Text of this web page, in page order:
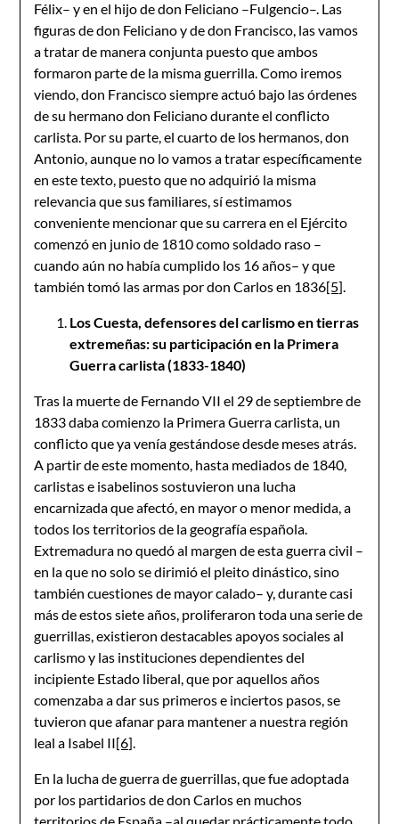
Félix– y en el hijo de don Feliciano –Fulgencio–. Las
figuras de don Feliciano y de don Francisco, las vamos
a tratar de manera conjunta puesto que ambos
formaron parte de la misma guerrilla. Como iremos
viendo, don Francisco siempre actuó bajo las órdenes
de su hermano don Feliciano durante el conflicto
carlista. Por su parte, el cuarto de los hermanos, don
Antonio, aunque no lo vamos a tratar específicamente
en este texto, puesto que no adquirió la misma
relevancia que sus familiares, sí estimamos
conveniente mencionar que su carrera en el Ejército
comenzó en junio de 1810 como soldado raso –
cuando aún no había cumplido los 16 años– y que
también tomó las armas por don Carlos en 1836[5].
Los Cuesta, defensores del carlismo en tierras
extremeñas: su participación en la Primera
Guerra carlista (1833-1840)
Tras la muerte de Fernando VII el 29 de septiembre de
1833 daba comienzo la Primera Guerra carlista, un
conflicto que ya venía gestándose desde meses atrás.
A partir de este momento, hasta mediados de 1840,
carlistas e isabelinos sostuvieron una lucha
encarnizada que afectó, en mayor o menor medida, a
todos los territorios de la geografía española.
Extremadura no quedó al margen de esta guerra civil –
en la que no solo se dirimió el pleito dinástico, sino
también cuestiones de mayor calado– y, durante casi
más de estos siete años, proliferaron toda una serie de
guerrillas, existieron destacables apoyos sociales al
carlismo y las instituciones dependientes del
incipiente Estado liberal, que por aquellos años
comenzaba a dar sus primeros e inciertos pasos, se
tuvieron que afanar para mantener a nuestra región
leal a Isabel II[6].
En la lucha de guerra de guerrillas, que fue adoptada
por los partidarios de don Carlos en muchos